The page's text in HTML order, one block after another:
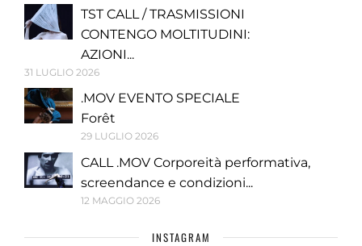
TST CALL / TRASMISSIONI
CONTENGO MOLTITUDINI:
AZIONI...
31 LUGLIO 2026
.MOV EVENTO SPECIALE
Forêt
29 LUGLIO 2026
CALL .MOV Corporeità performativa,
screendance e condizioni...
12 MAGGIO 2026
INSTAGRAM